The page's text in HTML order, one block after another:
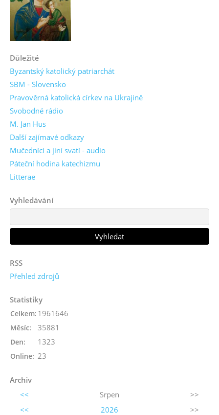
Důležité
Byzantský katolický patriarchát
SBM - Slovensko
Pravověrná katolická církev na Ukrajině
Svobodné rádio
M. Jan Hus
Další zajímavé odkazy
Mučedníci a jiní svatí - audio
Páteční hodina katechizmu
Litterae
Vyhledávání
RSS
Přehled zdrojů
Statistiky
Online: 23
Celkem: 1961646
Měsíc: 35881
Den: 1323
Archiv
<<
Srpen
>>
<<
2026 >>